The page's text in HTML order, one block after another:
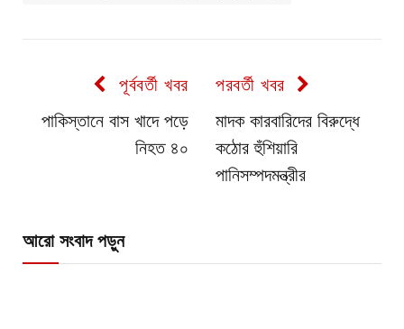
পূর্ববর্তী খবর
পাকিস্তানে বাস খাদে পড়ে
নিহত ৪০
পরবর্তী খবর
মাদক কারবারিদের বিরুদ্ধে
কঠোর হুঁশিয়ারি
পানিসম্পদমন্ত্রীর
আরো সংবাদ পড়ুন